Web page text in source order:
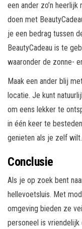
een ander zo’n
doen met
je een bedrag tussen
BeautyCadeau is te
waaronder de zonne-
Maak een ander blij
locatie. Je kunt
om eens lekker te
in één keer te
genieten als je zelf wilt.
Conclusie
Als je op zoek bent
hellevoetsluis. Met
omgeving bieden ze
personeel is